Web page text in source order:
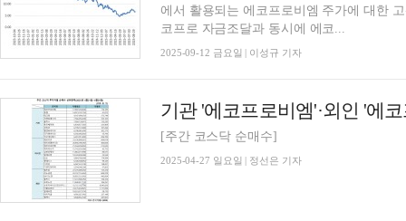
에서 활용되는 에코프로비엠 주가에 대한
코프로 자금조달과 동시에 에코...
2025-09-12 금요일 | 이성규 기자
[주간 코스닥 순매수]
2025-04-27 일요일 | 정선은 기자